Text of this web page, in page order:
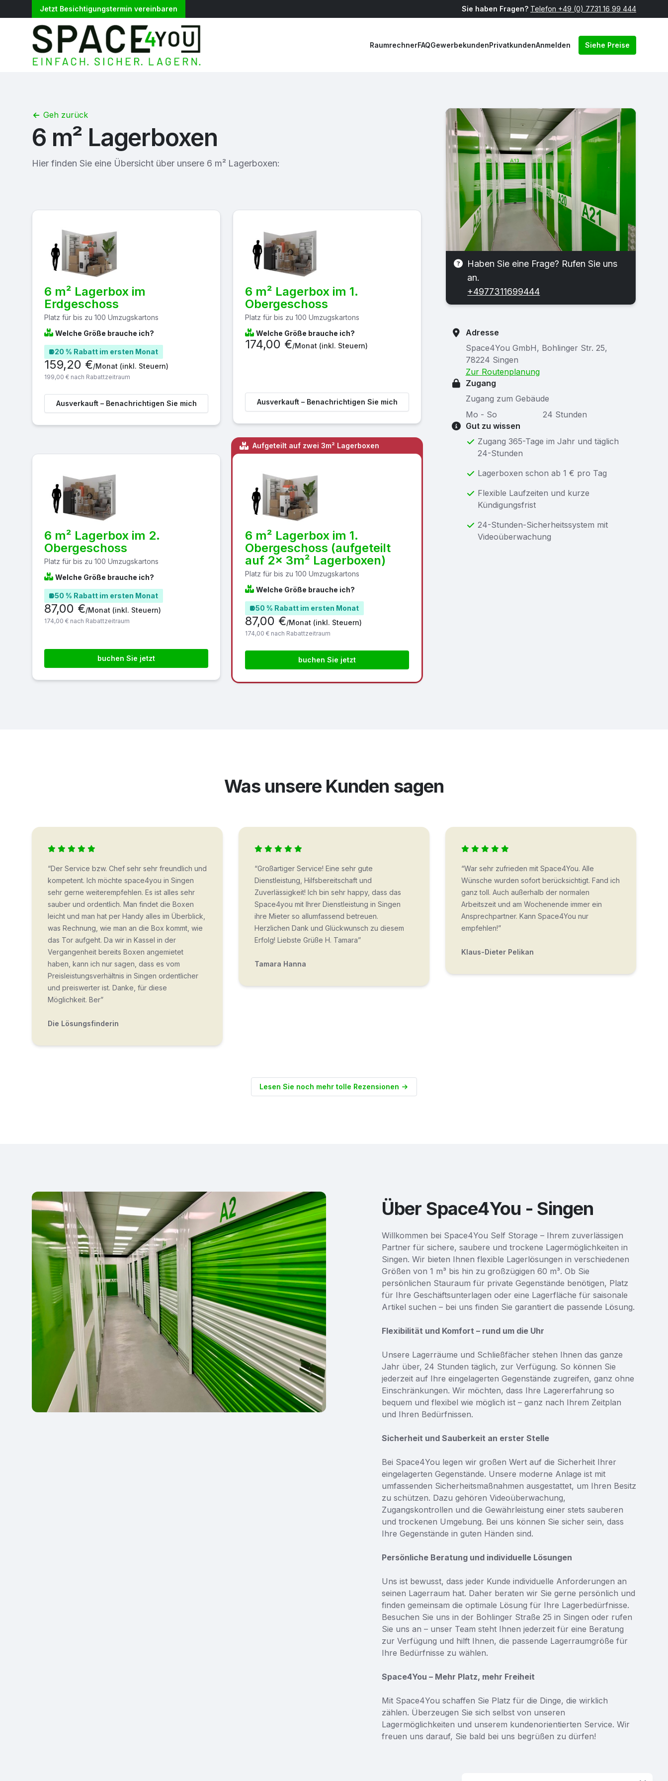
Jetzt Besichtigungstermin vereinbaren Sie haben Fragen? Telefon +49 (0) 7731 16 99 444
RaumrechnerFAQGewerbekundenPrivatkundenAnmelden Siehe Preise
Geh zurück
6 m² Lagerboxen
Hier finden Sie eine Übersicht über unsere 6 m² Lagerboxen:
6 m² Lagerbox im
Erdgeschoss
Platz für bis zu 100 Umzugskartons
Welche Größe brauche ich?
20 % Rabatt im ersten Monat
Ausverkauft – Benachrichtigen Sie mich
159,20 €/Monat (inkl. Steuern)
199,00 € nach Rabattzeitraum
6 m² Lagerbox im 1.
Obergeschoss
Platz für bis zu 100 Umzugskartons
Welche Größe brauche ich?
Ausverkauft – Benachrichtigen Sie mich
174,00 €/Monat (inkl. Steuern)
6 m² Lagerbox im 2.
Obergeschoss
Platz für bis zu 100 Umzugskartons
Welche Größe brauche ich?
50 % Rabatt im ersten Monat
buchen Sie jetzt
87,00 €/Monat (inkl. Steuern)
174,00 € nach Rabattzeitraum
Aufgeteilt auf zwei 3m² Lagerboxen
6 m² Lagerbox im 1.
Obergeschoss (aufgeteilt
auf 2x 3m² Lagerboxen)
Platz für bis zu 100 Umzugskartons
Welche Größe brauche ich?
50 % Rabatt im ersten Monat
buchen Sie jetzt
87,00 €/Monat (inkl. Steuern)
174,00 € nach Rabattzeitraum
Haben Sie eine Frage? Rufen Sie uns
an.
+4977311699444
Adresse
Space4You GmbH, Bohlinger Str. 25,
78224 Singen
Zur Routenplanung
Zugang
Zugang zum Gebäude
Mo - So
24 Stunden
Gut zu wissen
Zugang 365-Tage im Jahr und täg­lich
24-Stunden
Lagerboxen schon ab 1 € pro Tag
Flexible Laufzeiten und kurze
Kündigungsfrist
24-­Stunden-­Sicher­heits­system mit
Video­über­wachung
Was unsere Kunden sagen
“Der Service bzw. Chef sehr sehr freundlich und
kompetent. Ich möchte space4you in Singen
sehr gerne weiterempfehlen. Es ist alles sehr
sauber und ordentlich. Man findet die Boxen
leicht und man hat per Handy alles im Überblick,
was Rechnung, wie man an die Box kommt, wie
das Tor aufgeht. Da wir in Kassel in der
Vergangenheit bereits Boxen angemietet
haben, kann ich nur sagen, dass es vom
Preisleistungsverhältnis in Singen ordentlicher
und preiswerter ist. Danke, für diese
Möglichkeit. Ber”
Die Lösungsfinderin
“Großartiger Service! Eine sehr gute
Dienstleistung, Hilfsbereitschaft und
Zuverlässigkeit! Ich bin sehr happy, dass das
Space4you mit Ihrer Dienstleistung in Singen
ihre Mieter so allumfassend betreuen.
Herzlichen Dank und Glückwunsch zu diesem
Erfolg! Liebste Grüße H. Tamara”
Tamara Hanna
“War sehr zufrieden mit Space4You. Alle
Wünsche wurden sofort berücksichtigt. Fand ich
ganz toll. Auch außerhalb der normalen
Arbeitszeit und am Wochenende immer ein
Ansprechpartner. Kann Space4You nur
empfehlen!”
Klaus-Dieter Pelikan
Lesen Sie noch mehr tolle Rezensionen
Über Space4You - Singen
Willkommen bei Space4You Self Storage – Ihrem zuverlässigen
Partner für sichere, saubere und trockene Lagermöglichkeiten in
Singen. Wir bieten Ihnen flexible Lagerlösungen in verschiedenen
Größen von 1 m³ bis hin zu großzügigen 60 m³. Ob Sie
persönlichen Stauraum für private Gegenstände benötigen, Platz
für Ihre Geschäftsunterlagen oder eine Lagerfläche für saisonale
Artikel suchen – bei uns finden Sie garantiert die passende Lösung.
Flexibilität und Komfort – rund um die Uhr
Unsere Lagerräume und Schließfächer stehen Ihnen das ganze
Jahr über, 24 Stunden täglich, zur Verfügung. So können Sie
jederzeit auf Ihre eingelagerten Gegenstände zugreifen, ganz ohne
Einschränkungen. Wir möchten, dass Ihre Lagererfahrung so
bequem und flexibel wie möglich ist – ganz nach Ihrem Zeitplan
und Ihren Bedürfnissen.
Sicherheit und Sauberkeit an erster Stelle
Bei Space4You legen wir großen Wert auf die Sicherheit Ihrer
eingelagerten Gegenstände. Unsere moderne Anlage ist mit
umfassenden Sicherheitsmaßnahmen ausgestattet, um Ihren Besitz
zu schützen. Dazu gehören Videoüberwachung,
Zugangskontrollen und die Gewährleistung einer stets sauberen
und trockenen Umgebung. Bei uns können Sie sicher sein, dass
Ihre Gegenstände in guten Händen sind.
Persönliche Beratung und individuelle Lösungen
Uns ist bewusst, dass jeder Kunde individuelle Anforderungen an
seinen Lagerraum hat. Daher beraten wir Sie gerne persönlich und
finden gemeinsam die optimale Lösung für Ihre Lagerbedürfnisse.
Besuchen Sie uns in der Bohlinger Straße 25 in Singen oder rufen
Sie uns an – unser Team steht Ihnen jederzeit für eine Beratung
zur Verfügung und hilft Ihnen, die passende Lagerraumgröße für
Ihre Bedürfnisse zu wählen.
Space4You – Mehr Platz, mehr Freiheit
Mit Space4You schaffen Sie Platz für die Dinge, die wirklich
zählen. Überzeugen Sie sich selbst von unseren
Lagermöglichkeiten und unserem kundenorientierten Service. Wir
freuen uns darauf, Sie bald bei uns begrüßen zu dürfen!